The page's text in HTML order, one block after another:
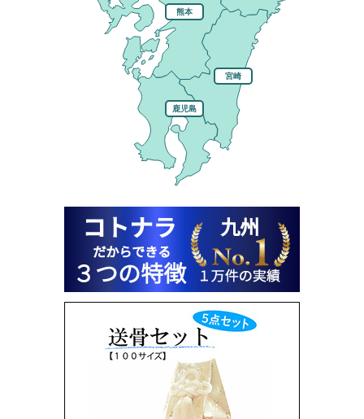
熊本
鹿児島
宮崎